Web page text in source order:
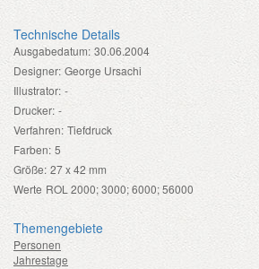
Technische Details
Ausgabedatum: 30.06.2004
Designer: George Ursachi
Illustrator: -
Drucker: -
Verfahren: Tiefdruck
Farben: 5
Größe: 27 x 42 mm
Werte ROL 2000; 3000; 6000; 56000
Themengebiete
Personen
Jahrestage